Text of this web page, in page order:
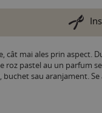
mai ales prin aspect.
pastel au un parfum
sau aranjament. Se